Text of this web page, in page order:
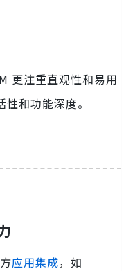
更注重直观性和易用
和功能深度。
应用集成，如